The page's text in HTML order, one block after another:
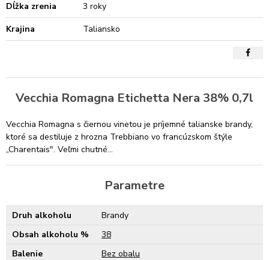
Dĺžka zrenia
3 roky
Krajina
Taliansko
Vecchia Romagna Etichetta Nera 38% 0,7l
Vecchia Romagna s čiernou vinetou je príjemné talianske brandy,
ktoré sa destiluje z hrozna Trebbiano vo francúzskom štýle
„Charentais". Veľmi chutné...
Parametre
Druh alkoholu
Brandy
Obsah alkoholu %
38
Balenie
Bez obalu